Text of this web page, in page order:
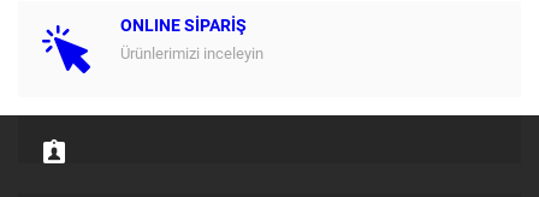
ONLINE SİPARİŞ
Ürünlerimizi inceleyin